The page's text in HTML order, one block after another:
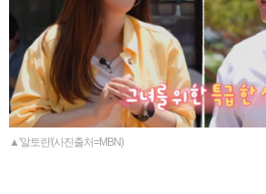
▲'알토란'(사진출처=MBN)